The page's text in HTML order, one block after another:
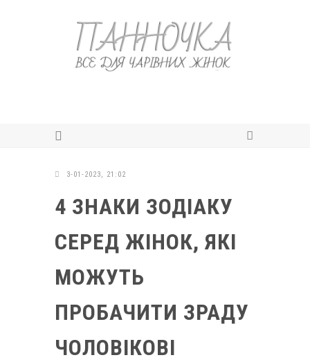
3-01-2023, 21:02
4 ЗНАКИ ЗОДІАКУ
СЕРЕД ЖІНОК, ЯКІ
МОЖУТЬ
ПРОБАЧИТИ ЗРАДУ
ЧОЛОВІКОВІ